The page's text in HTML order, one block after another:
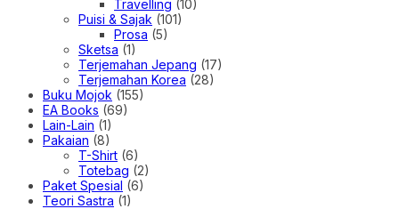
Travelling (10)
Puisi & Sajak (101)
Prosa (5)
Sketsa (1)
Terjemahan Jepang (17)
Terjemahan Korea (28)
Buku Mojok (155)
EA Books (69)
Lain-Lain (1)
Pakaian (8)
T-Shirt (6)
Totebag (2)
Paket Spesial (6)
Teori Sastra (1)